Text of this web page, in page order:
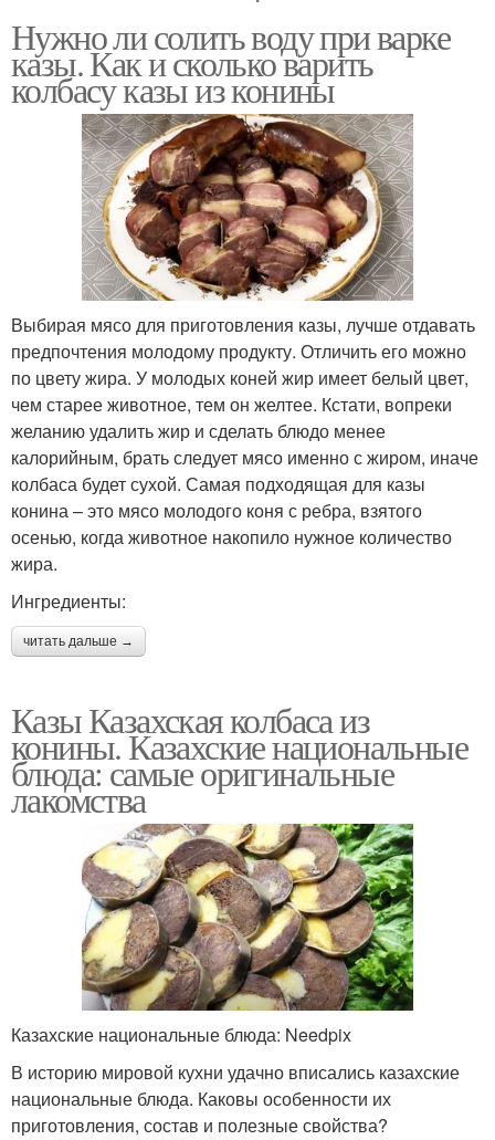
Нужно ли солить воду при варке
казы. Как и сколько варить
колбасу казы из конины
Выбирая мясо для приготовления казы, лучше отдавать
предпочтения молодому продукту. Отличить его можно
по цвету жира. У молодых коней жир имеет белый цвет,
чем старее животное, тем он желтее. Кстати, вопреки
желанию удалить жир и сделать блюдо менее
калорийным, брать следует мясо именно с жиром, иначе
колбаса будет сухой. Самая подходящая для казы
конина – это мясо молодого коня с ребра, взятого
осенью, когда животное накопило нужное количество
жира.
Ингредиенты:
читать дальше →
Казы Казахская колбаса из
конины. Казахские национальные
блюда: самые оригинальные
лакомства
Казахские национальные блюда: Needpix
В историю мировой кухни удачно вписались казахские
национальные блюда. Каковы особенности их
приготовления, состав и полезные свойства?